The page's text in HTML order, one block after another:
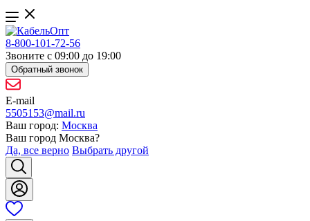
8-800-101-72-56
Звоните с 09:00 до 19:00
Обратный звонок
E-mail
5505153@mail.ru
Ваш город: Москва
Ваш город Москва?
Да, все верно Выбрать другой